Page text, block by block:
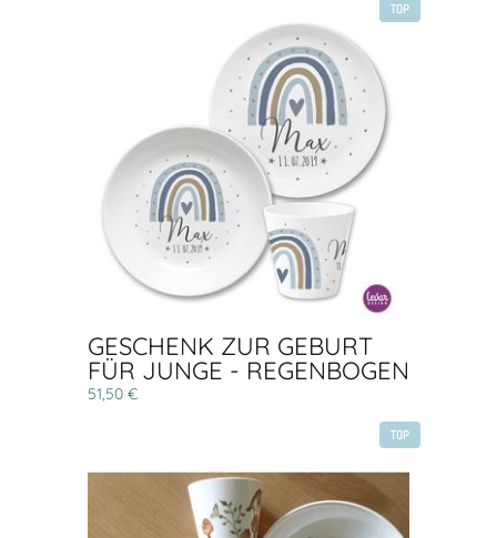
TOP
GESCHENK ZUR GEBURT
FÜR JUNGE - REGENBOGEN
51,50 €
TOP